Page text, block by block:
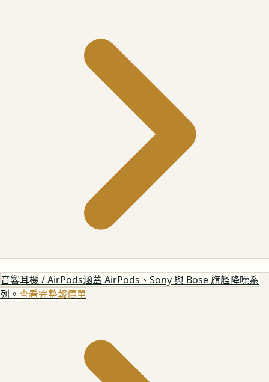
音響耳機 / AirPods涵蓋 AirPods、Sony 與 Bose 旗艦降噪系
列。 查看完整報價單